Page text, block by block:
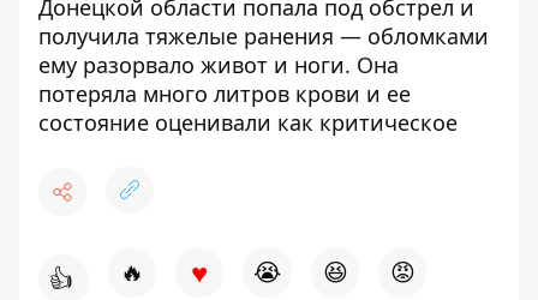
Донецкой области попала под обстрел и
получила тяжелые ранения — обломками
ему разорвало живот и ноги. Она
потеряла много литров крови и ее
состояние оценивали как критическое
👍 🔥 ♥ 😭 😆 😡